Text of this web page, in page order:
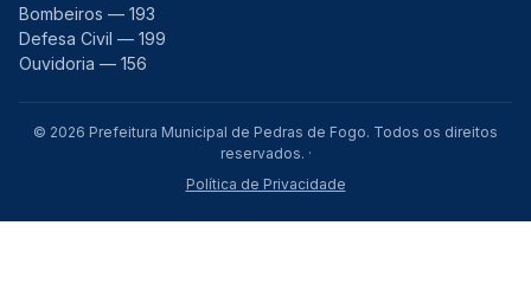
Bombeiros — 193
Defesa Civil — 199
Ouvidoria — 156
© 2026 Prefeitura Municipal de Pedras de Fogo. Todos os direitos
reservados. ·
Política de Privacidade